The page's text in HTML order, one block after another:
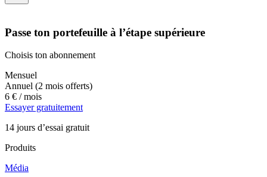
Passe ton portefeuille à l’étape supérieure
Choisis ton abonnement
Mensuel
Annuel (2 mois offerts)
6 € / mois
Essayer gratuitement
14 jours d’essai gratuit
Produits
Média